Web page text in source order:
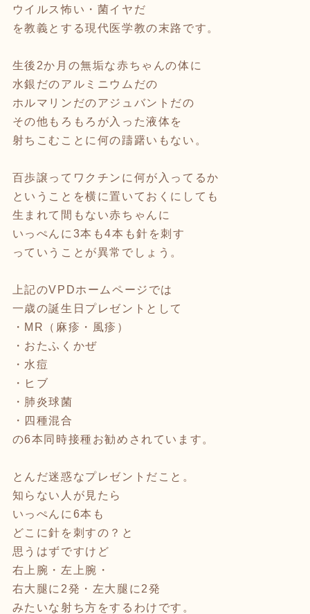
ウイルス怖い・菌イヤだ
を教義とする現代医学教の末路です。
生後2か月の無垢な赤ちゃんの体に
水銀だのアルミニウムだの
ホルマリンだのアジュバントだの
その他もろもろが入った液体を
射ちこむことに何の躊躇いもない。
百歩譲ってワクチンに何が入ってるか
ということを横に置いておくにしても
生まれて間もない赤ちゃんに
いっぺんに3本も4本も針を刺す
っていうことが異常でしょう。
上記のVPDホームページでは
一歳の誕生日プレゼントとして
・MR（麻疹・風疹）
・おたふくかぜ
・水痘
・ヒブ
・肺炎球菌
・四種混合
の6本同時接種お勧めされています。
とんだ迷惑なプレゼントだこと。
知らない人が見たら
いっぺんに6本も
どこに針を刺すの？と
思うはずですけど
右上腕・左上腕・
右大腿に2発・左大腿に2発
みたいな射ち方をするわけです。